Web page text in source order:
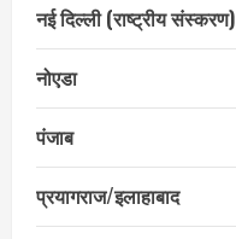
नई दिल्ली (राष्ट्रीय संस्करण)
नोएडा
पंजाब
प्रयागराज/इलाहाबाद